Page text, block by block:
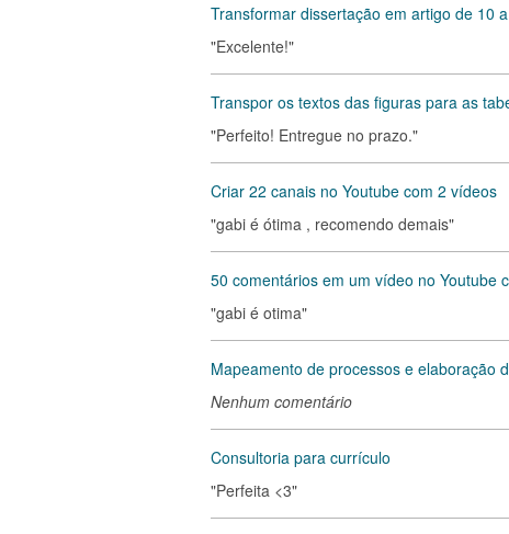
Transformar dissertação em artigo de 10
"Excelente!"
Transpor os textos das figuras para as
"Perfeito! Entregue no prazo."
Criar 22 canais no Youtube com 2 vídeos
"gabi é ótima , recomendo demais"
50 comentários em um vídeo no Youtube
"gabi é otima"
Mapeamento de processos e elaboração
Nenhum comentário
Consultoria para currículo
"Perfeita <3"